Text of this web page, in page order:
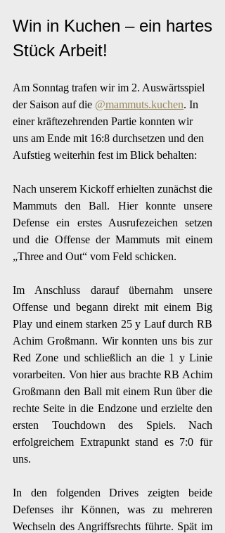
Win in Kuchen – ein hartes
Stück Arbeit!
Am Sonntag trafen wir im 2. Auswärtsspiel
der Saison auf die @mammuts.kuchen. In
einer kräftezehrenden Partie konnten wir
uns am Ende mit 16:8 durchsetzen und den
Aufstieg weiterhin fest im Blick behalten:
Nach unserem Kickoff erhielten zunächst die
Mammuts den Ball. Hier konnte unsere
Defense ein erstes Ausrufezeichen setzen
und die Offense der Mammuts mit einem
„Three and Out“ vom Feld schicken.
Im Anschluss darauf übernahm unsere
Offense und begann direkt mit einem Big
Play und einem starken 25 y Lauf durch RB
Achim Großmann. Wir konnten uns bis zur
Red Zone und schließlich an die 1 y Linie
vorarbeiten. Von hier aus brachte RB Achim
Großmann den Ball mit einem Run über die
rechte Seite in die Endzone und erzielte den
ersten Touchdown des Spiels. Nach
erfolgreichem Extrapunkt stand es 7:0 für
uns.
In den folgenden Drives zeigten beide
Defenses ihr Können, was zu mehreren
Wechseln des Angriffsrechts führte. Spät im